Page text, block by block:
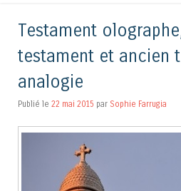
Testament
testament et ancien
analogie
Publié le 22 mai 2015 par Sophie Farrugia